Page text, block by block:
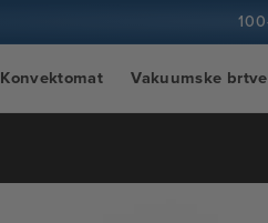
Konvektomat Vakuumske brtve